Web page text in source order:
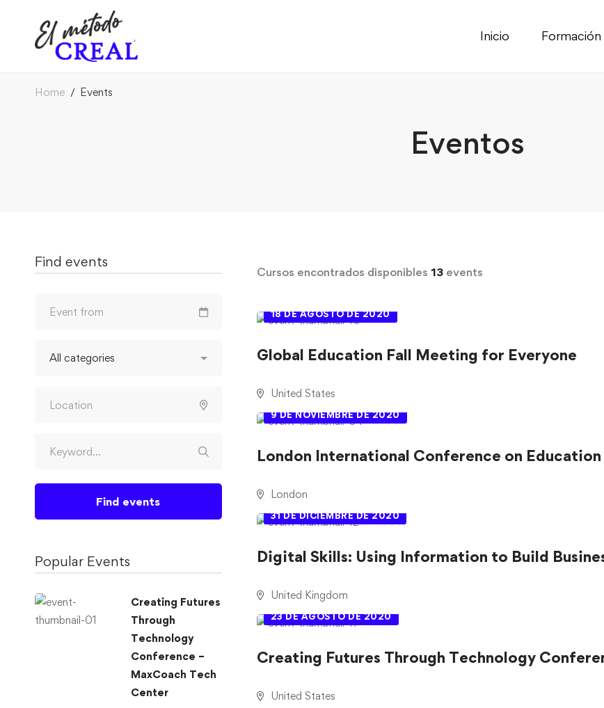
Inicio Formación
Home Events
Eventos
Find events
Find events
Popular Events
Creating Futures
Through
Technology
Conference –
MaxCoach Tech
Center
Cursos encontrados disponibles 13events
18 DE AGOSTO DE 2020
Global Education Fall Meeting for Everyone
United States
9 DE NOVIEMBRE DE 2020
London International Conference on Education
London
31 DE DICIEMBRE DE 2020
Digital Skills: Using Information to Build
United Kingdom
23 DE AGOSTO DE 2020
Creating Futures Through Technology
United States